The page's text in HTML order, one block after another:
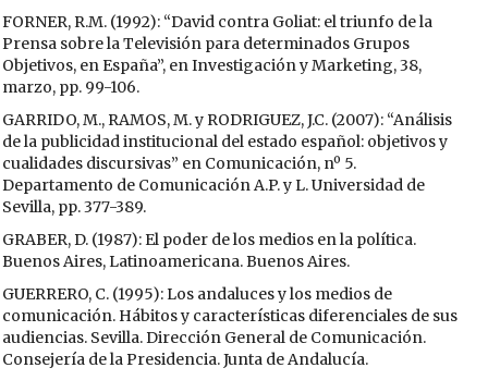
FORNER, R.M. (1992): “David contra Goliat: el triunfo de la
Prensa sobre la Televisión para determinados Grupos
Objetivos, en España”, en Investigación y Marketing, 38,
marzo, pp. 99-106.
GARRIDO, M., RAMOS, M. y RODRIGUEZ, J.C. (2007): “Análisis
de la publicidad institucional del estado español: objetivos y
cualidades discursivas” en Comunicación, nº 5.
Departamento de Comunicación A.P. y L. Universidad de
Sevilla, pp. 377-389.
GRABER, D. (1987): El poder de los medios en la política.
Buenos Aires, Latinoamericana. Buenos Aires.
GUERRERO, C. (1995): Los andaluces y los medios de
comunicación. Hábitos y características diferenciales de sus
audiencias. Sevilla. Dirección General de Comunicación.
Consejería de la Presidencia. Junta de Andalucía.